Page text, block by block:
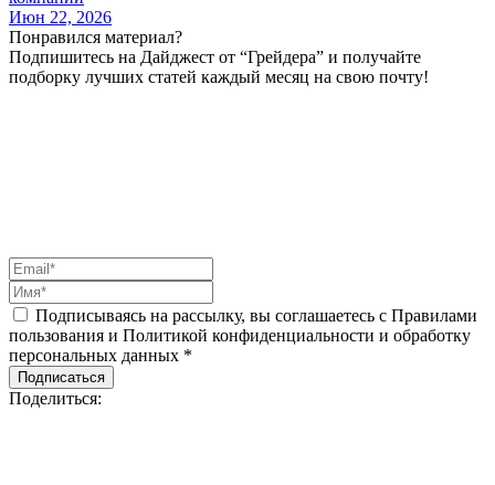
Июн 22, 2026
Понравился материал?
Подпишитесь на Дайджест от “Грейдера” и получайте
подборку лучших статей каждый месяц на свою почту!
Подписываясь на рассылку, вы соглашаетесь с Правилами
пользования и Политикой конфиденциальности и обработку
персональных данных *
Подписаться
Поделиться: